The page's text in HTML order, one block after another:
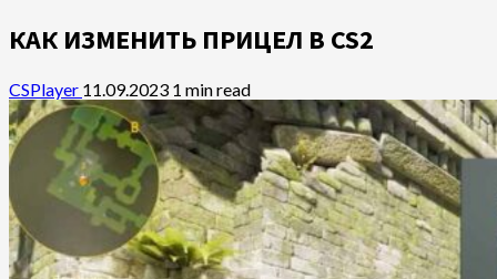
КАК ИЗМЕНИТЬ ПРИЦЕЛ В CS2
CSPlayer 11.09.2023 1 min read